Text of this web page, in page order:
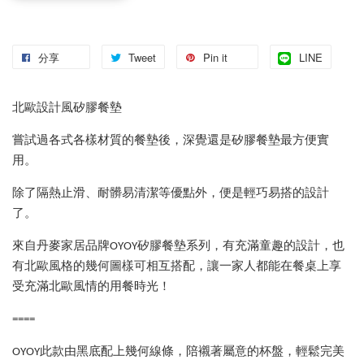
分享 Tweet Pin it LINE
北歐設計風矽膠餐墊
嘗試過各式各樣材質的餐墊後，深覺還是矽膠餐墊最方便實
用。
除了隔熱止滑、耐髒易清潔等優點外，便是輕巧易搭的設計
了。
來自丹麥家居品牌OYOY矽膠餐墊系列，有充滿童趣的設計，也
有北歐風格的幾何圖樣可相互搭配，讓一家人都能在餐桌上享
受充滿北歐風情的用餐時光！
====
OYOY此款由黑底配上幾何線條，陪襯著屬意的杯盤，輕鬆完美